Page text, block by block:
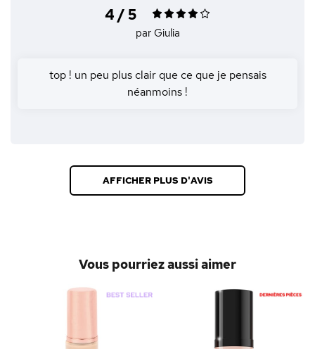
4 / 5
par Giulia
top ! un peu plus clair que ce que je pensais
néanmoins !
AFFICHER PLUS D'AVIS
Vous pourriez aussi aimer